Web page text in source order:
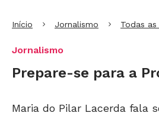
Início Jornalismo Todas
Jornalismo
Prepare-se para a
Maria do Pilar Lacerda fala